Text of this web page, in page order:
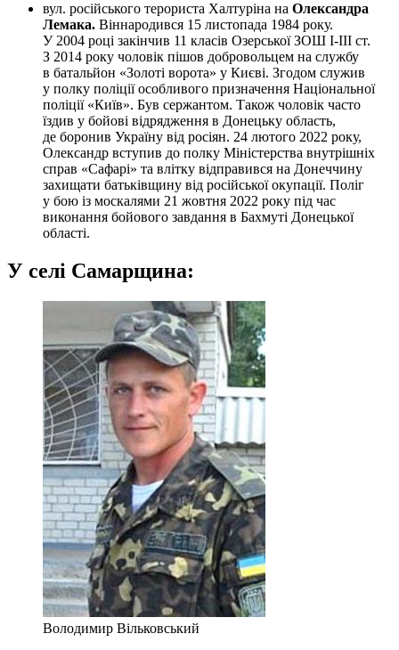
вул. російського терориста Халтуріна на Олександра
Лемака. Віннародився 15 листопада 1984 року.
У 2004 році закінчив 11 класів Озерської ЗОШ І-III ст.
З 2014 року чоловік пішов добровольцем на службу
в батальйон «Золоті ворота» у Києві. Згодом служив
у полку поліції особливого призначення Національної
поліції «Київ». Був сержантом. Також чоловік часто
їздив у бойові відрядження в Донецьку область,
де боронив Україну від росіян. 24 лютого 2022 року,
Олександр вступив до полку Міністерства внутрішніх
справ «Сафарі» та влітку відправився на Донеччину
захищати батьківщину від російської окупації. Поліг
у бою із москалями 21 жовтня 2022 року під час
виконання бойового завдання в Бахмуті Донецької
області.
У селі Самарщина:
Володимир Вільковський